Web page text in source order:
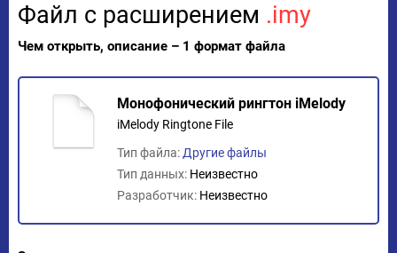
Файл с расширением .imy
Чем открыть, описание – 1 формат файла
Монофонический рингтон iMelody
iMelody Ringtone File
Тип файла: Другие файлы
Тип данных: Неизвестно
Разработчик: Неизвестно